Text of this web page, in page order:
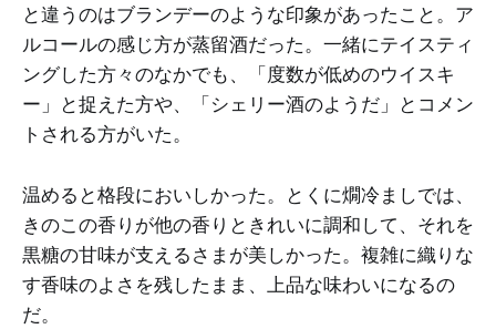
と違うのはブランデーのような印象があったこと。ア
ルコールの感じ方が蒸留酒だった。一緒にテイスティ
ングした方々のなかでも、「度数が低めのウイスキ
ー」と捉えた方や、「シェリー酒のようだ」とコメン
トされる方がいた。
温めると格段においしかった。とくに燗冷ましでは、
きのこの香りが他の香りときれいに調和して、それを
黒糖の甘味が支えるさまが美しかった。複雑に織りな
す香味のよさを残したまま、上品な味わいになるの
だ。